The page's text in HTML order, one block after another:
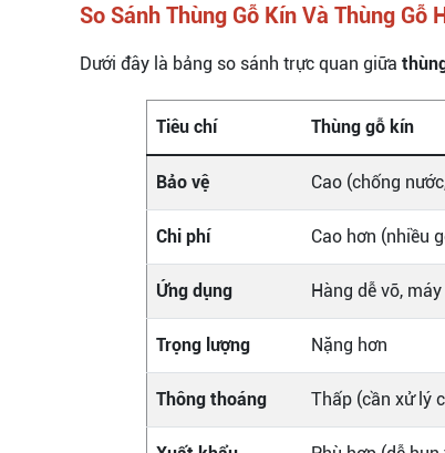
So Sánh Thùng Gỗ Kín Và Thùng Gỗ
Dưới đây là bảng so sánh trực quan giữa
Tiêu chí Thùng gỗ kín
Bảo vệ Cao (chống
Chi phí Cao hơn (nhiều
Ứng dụng Hàng dễ vỡ,
Trọng lượng Nặng hơn
Thông thoáng Thấp (cần xử lý